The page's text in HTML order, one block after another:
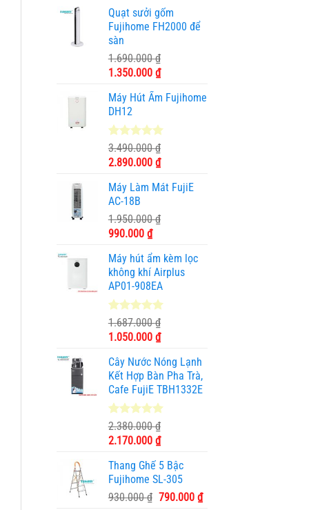
là:
1.750.000 ₫.
tại
là:
Quạt sưởi gốm
Fujihome FH2000 để
sàn
1.690.000₫
Giá
là:
1.690.000 ₫.
1.350.000 ₫Giá
tại
1.350.000 ₫.
Máy Hút Ẩm Fujihome
DH12
5.00trên 5
dựa trên
2
đánh giá
3.490.000₫
Giá
là:
3.490.000 ₫.
2.890.000 ₫Giá
tại
2.890.000 ₫.
Máy Làm Mát FujiE
AC-18B
1.950.000₫
Giá
là:
1.950.000 ₫.
990.000 ₫Giá
tại
là:
990.000 ₫.
Máy hút ẩm kèm lọc
không khí Airplus
AP01-908EA
5.00trên 5
dựa trên
1
đánh giá
1.687.000₫
Giá
là:
1.687.000 ₫.
1.050.000 ₫Giá
tại
là:
1.050.000 ₫.
Cây Nước Nóng Lạnh
Kết Hợp Bàn Pha Trà,
Cafe FujiE TBH1332E
5.00trên 5
dựa trên
11
đánh giá
2.380.000₫
Giá
là:
2.380.000 ₫.
2.170.000 ₫Giá
tại
là:
2.170.000 ₫.
Thang Ghế 5 Bậc
Fujihome SL-305
930.000₫ Giá
790.000 ₫Giá